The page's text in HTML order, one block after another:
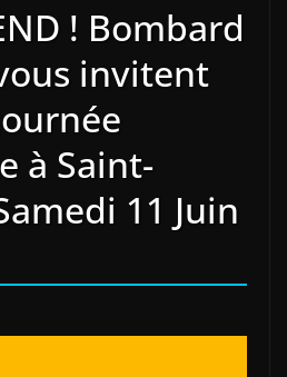
! Bombard
invitent
à Saint-
11 Juin